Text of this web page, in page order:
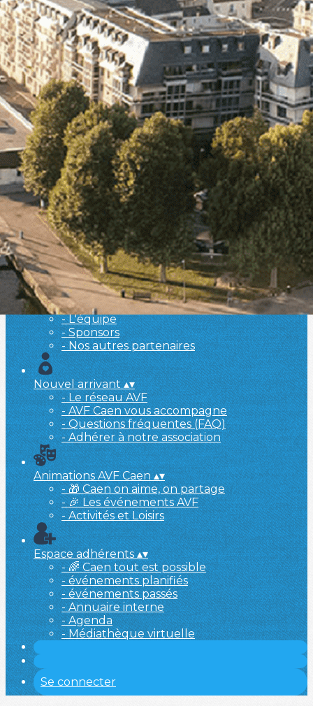
Exporter les lignes sélectionnées
Exporter toutes les colonnes
Exporter uniquement les colonnes affichées
Menu
<
>
- 🎁 Caen on aime, on partage
- 🎉 Les événements AVF
- Activités et Loisirs
Ajoutez un logo, un bouton, des réseaux sociaux
Cliquez pour éditer
L'association▴▾
- L'association
- Brochure
- L'équipe
- Sponsors
- Nos autres partenaires
Nouvel arrivant▴▾
- Le réseau AVF
- AVF Caen vous accompagne
- Questions fréquentes (FAQ)
- Adhérer à notre association
Animations AVF Caen▴▾
- 🎁 Caen on aime, on partage
- 🎉 Les événements AVF
- Activités et Loisirs
Espace adhérents▴▾
- 🌈 Caen tout est possible
- événements planifiés
- événements passés
- Annuaire interne
- Agenda
- Médiathèque virtuelle
Se connecter